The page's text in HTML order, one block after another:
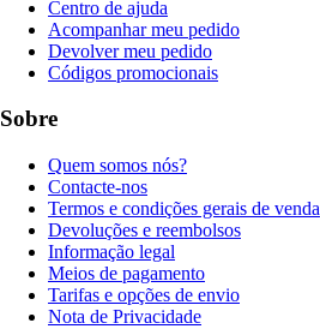
Centro de ajuda
Acompanhar meu pedido
Devolver meu pedido
Códigos promocionais
Sobre
Quem somos nós?
Contacte-nos
Termos e condições gerais de venda
Devoluções e reembolsos
Informação legal
Meios de pagamento
Tarifas e opções de envio
Nota de Privacidade